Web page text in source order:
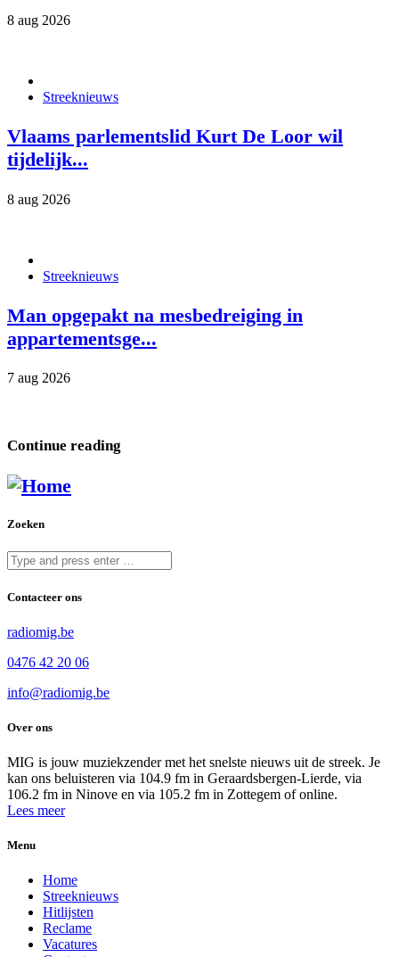
8 aug 2026
Streeknieuws
Vlaams parlementslid Kurt De Loor wil
tijdelijk...
8 aug 2026
Streeknieuws
Man opgepakt na mesbedreiging in
appartementsge...
7 aug 2026
Continue reading
Zoeken
Contacteer ons
radiomig.be
0476 42 20 06
info@radiomig.be
Over ons
MIG is jouw muziekzender met het snelste nieuws uit de streek. Je
kan ons beluisteren via 104.9 fm in Geraardsbergen-Lierde, via
106.2 fm in Ninove en via 105.2 fm in Zottegem of online.
Lees meer
Menu
Home
Streeknieuws
Hitlijsten
Reclame
Vacatures